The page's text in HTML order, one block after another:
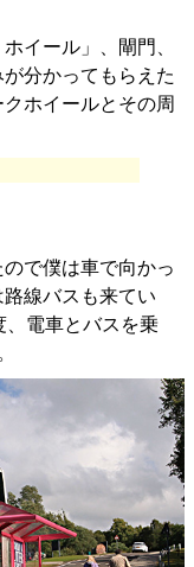
イール」、閘門、
分かってもらえた
ホイールとその周
で僕は車で向かっ
線バスも来てい
、電車とバスを乗